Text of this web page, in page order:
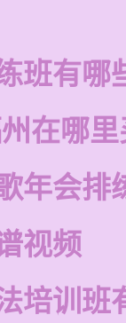
班有哪
在哪
年会排
视频
培训班